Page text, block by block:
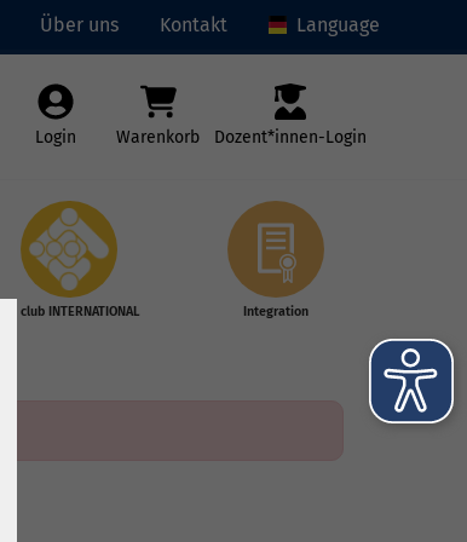
Über uns Kontakt Language
Login Warenkorb Dozent*innen-Login
vhs club INTERNATIONAL Integration